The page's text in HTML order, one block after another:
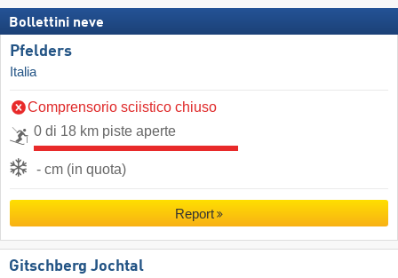
Bollettini neve
Pfelders
Italia
Comprensorio sciistico chiuso
0 di 18 km piste aperte
- cm (in quota)
Report
Gitschberg Jochtal